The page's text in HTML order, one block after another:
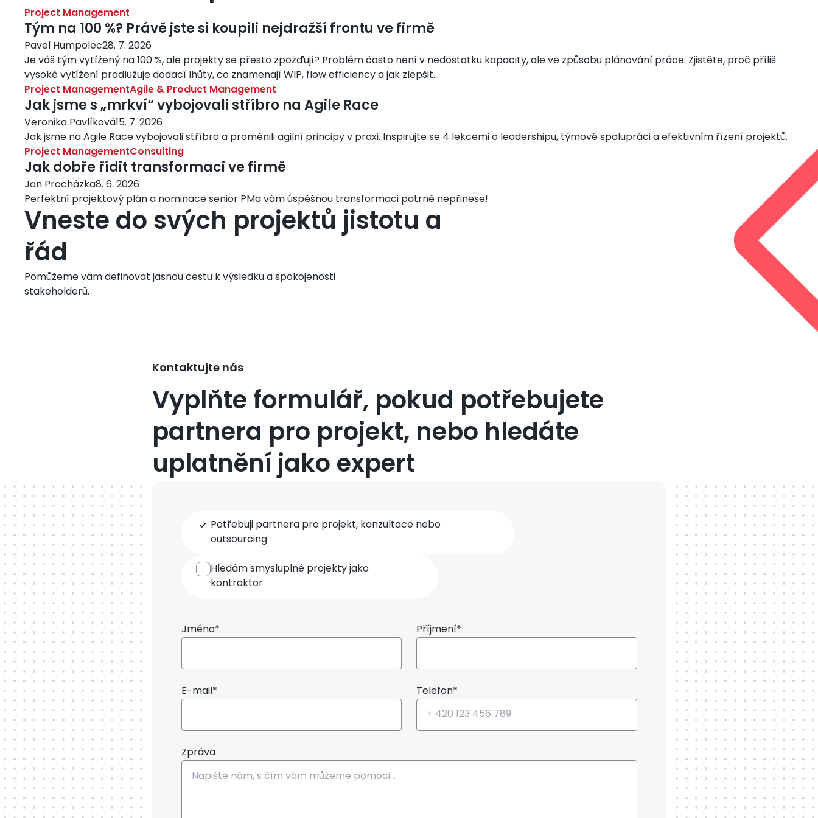
Project Management
Tým na 100 %? Právě jste si koupili nejdražší frontu ve firmě
Pavel Humpolec28. 7. 2026
Je váš tým vytížený na 100 %, ale projekty se přesto zpožďují? Problém často není v nedostatku kapacity, ale ve způsobu plánování práce. Zjistěte, proč příliš
vysoké vytížení prodlužuje dodací lhůty, co znamenají WIP, flow efficiency a jak zlepšit...
Project ManagementAgile & Product Management
Jak jsme s „mrkví“ vybojovali stříbro na Agile Race
Veronika Pavlíková15. 7. 2026
Jak jsme na Agile Race vybojovali stříbro a proměnili agilní principy v praxi. Inspirujte se 4 lekcemi o leadershipu, týmové spolupráci a efektivním řízení projektů.
Project ManagementConsulting
Jak dobře řídit transformaci ve firmě
Jan Procházka8. 6. 2026
Perfektní projektový plán a nominace senior PMa vám úspěšnou transformaci patrně nepřinese!
Vneste do svých projektů jistotu a
řád
Pomůžeme vám definovat jasnou cestu k výsledku a spokojenosti
stakeholderů.
Kontaktujte nás
Vyplňte formulář, pokud potřebujete
partnera pro projekt, nebo hledáte
uplatnění jako expert
spoluprácePotřebuji partnera pro projekt, konzultace nebo
outsourcing
Hledám smysluplné projekty jako
kontraktor
Jméno* Příjmení*
E-mail* Telefon*
Zpráva